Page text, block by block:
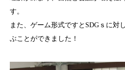
す。
また、ゲーム形式ですとSDGｓに対
ぶことができました！